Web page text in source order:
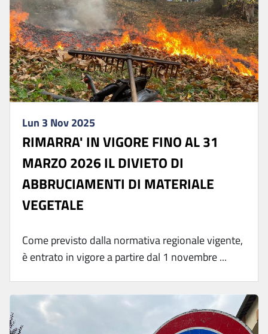
Lun 3 Nov 2025
RIMARRA' IN VIGORE FINO AL 31
MARZO 2026 IL DIVIETO DI
ABBRUCIAMENTI DI MATERIALE
VEGETALE
Come previsto dalla normativa regionale vigente,
è entrato in vigore a partire dal 1 novembre ...